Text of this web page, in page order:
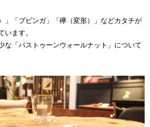
」「ブビンガ」「欅（変形）」などカタチが
います。
な「バストゥーンウォールナット」について